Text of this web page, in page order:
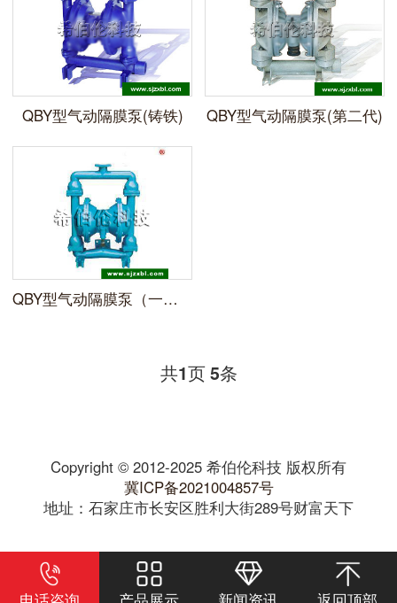
QBY型气动隔膜泵(铸铁) QBY型气动隔膜泵(第二代)
QBY型气动隔膜泵（一代）
共1页5条
Copyright © 2012-2025 希伯伦科技 版权所有
冀ICP备2021004857号
地址：石家庄市长安区胜利大街289号财富天下